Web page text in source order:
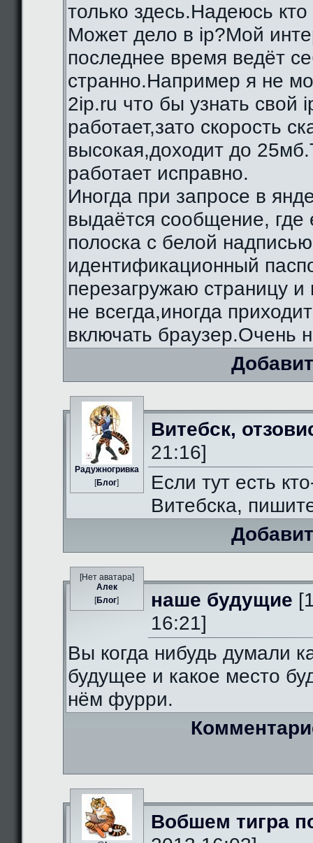
только здесь.Надеюсь
Может дело в ip?Мой
последнее время ведёт
странно.Например я не
2ip.ru что бы узнать свой
работает,зато скорость
высокая,доходит до
работает исправно.
Иногда при запросе в
выдаётся сообщение, где
полоска с белой
идентификационный
перезагружаю страницу и
не всегда,иногда
включать браузер.Очень
Радужногривка
[Блог]
Витебск,
21:16]
Если тут есть
Витебска,
[Нет аватара]
Алек
[Блог] наше будущие
16:21]
Вы когда нибудь думали
будущее и какое место
нём фурри.
Вобшем тигра